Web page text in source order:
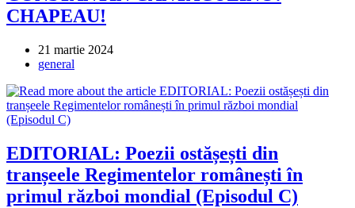
CHAPEAU!
Post
published:
21 martie 2024
Post
general
EDITORIAL: Poezii ostășești din
tranșeele Regimentelor românești în
primul război mondial (Episodul C)